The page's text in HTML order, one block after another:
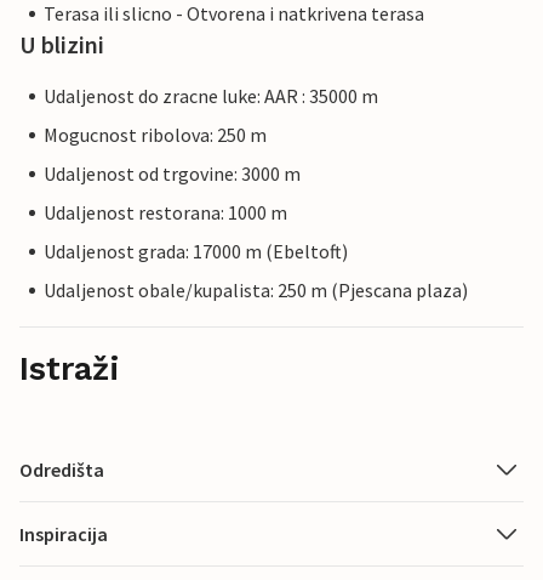
Terasa ili slicno - Otvorena i natkrivena terasa
U blizini
Udaljenost do zracne luke: AAR : 35000 m
Mogucnost ribolova: 250 m
Udaljenost od trgovine: 3000 m
Udaljenost restorana: 1000 m
Udaljenost grada: 17000 m (Ebeltoft)
Udaljenost obale/kupalista: 250 m (Pjescana plaza)
Istraži
Odredišta
Inspiracija